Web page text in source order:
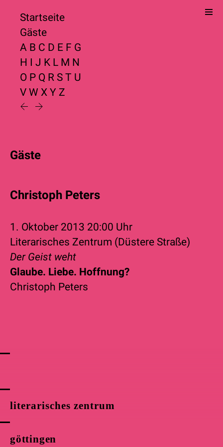
literarisches zentrum
göttingen
Startseite
Gäste
A B C D E F G
H I J K L M N
O P Q R S T U
V W X Y Z
Gäste
Christoph Peters
1. Oktober 2013 20:00 Uhr
Literarisches Zentrum (Düstere Straße)
Der Geist weht
Glaube. Liebe. Hoffnung?
Christoph Peters